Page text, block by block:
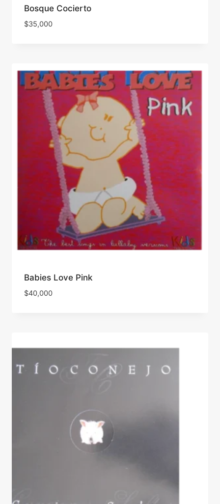
Bosque Cocierto
$35,000
Babies Love Pink
$40,000